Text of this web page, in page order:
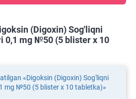
(Digoxin) Sog'liqni
0,1 mg №50 (5 blister х 10
«Digoksin (Digoxin) Sog'liqni
mg №50 (5 blister х 10 tabletka)»